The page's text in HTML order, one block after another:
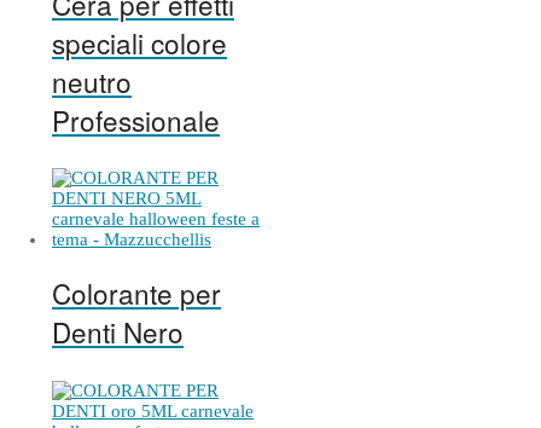
speciali colore
neutro
Professionale
Colorante per
Denti Nero